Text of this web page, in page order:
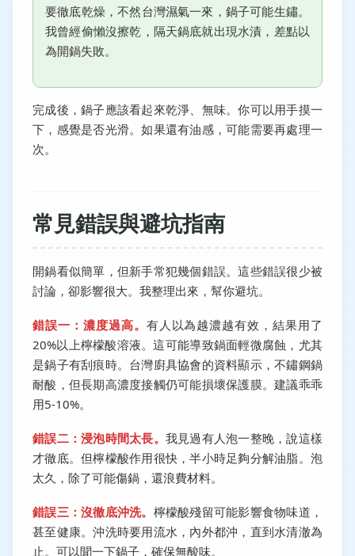
要徹底乾燥，不然台灣濕氣一來，鍋子可能生鏽。
我曾經偷懶沒擦乾，隔天鍋底就出現水漬，差點以
為開鍋失敗。
完成後，鍋子應該看起來乾淨、無味。你可以用手摸一
下，感覺是否光滑。如果還有油感，可能需要再處理一
次。
常見錯誤與避坑指南
開鍋看似簡單，但新手常犯幾個錯誤。這些錯誤很少被
討論，卻影響很大。我整理出來，幫你避坑。
錯誤一：濃度過高。 有人以為越濃越有效，結果用了
20%以上檸檬酸溶液。這可能導致鍋面輕微腐蝕，尤其
是鍋子有刮痕時。台灣廚具協會的資料顯示，不鏽鋼鍋
耐酸，但長期高濃度接觸仍可能損壞保護膜。建議乖乖
用5-10%。
錯誤二：浸泡時間太長。 我見過有人泡一整晚，說這樣
才徹底。但檸檬酸作用很快，半小時足夠分解油脂。泡
太久，除了可能傷鍋，還浪費材料。
錯誤三：沒徹底沖洗。 檸檬酸殘留可能影響食物味道，
甚至健康。沖洗時要用流水，內外都沖，直到水清澈為
止。可以聞一下鍋子，確保無酸味。